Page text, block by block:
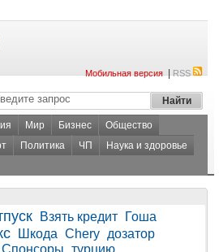
Мобильная версия|RSS
Мир Бизнес
Общество
Политика ЧП
Наука и здоровье
Взять кредит
Гоша
Шкода Chery дозатор
Спонсоры турцию